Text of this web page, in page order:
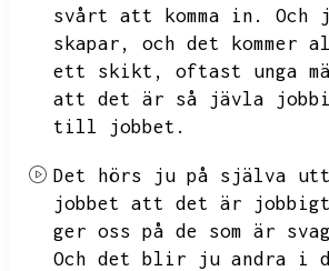
svårt att komma in.
Och
skapar,
och det kommer
ett skikt,
oftast unga
att det är så jävla
till jobbet.
Det hörs ju på själva
jobbet att det är
ger oss på de som är
Och det blir ju andra i